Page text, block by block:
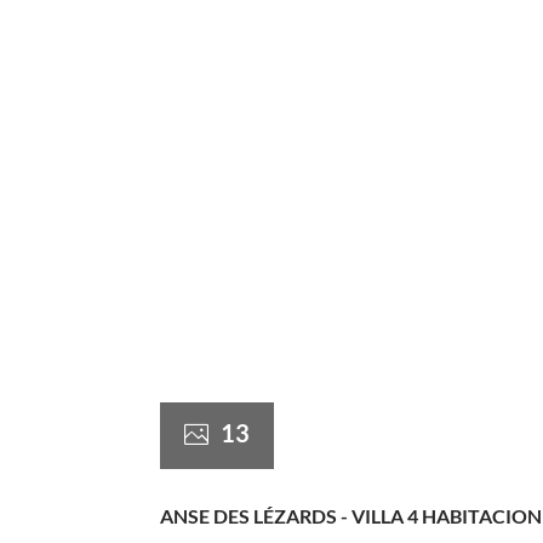
13
ANSE DES LÉZARDS - VILLA 4